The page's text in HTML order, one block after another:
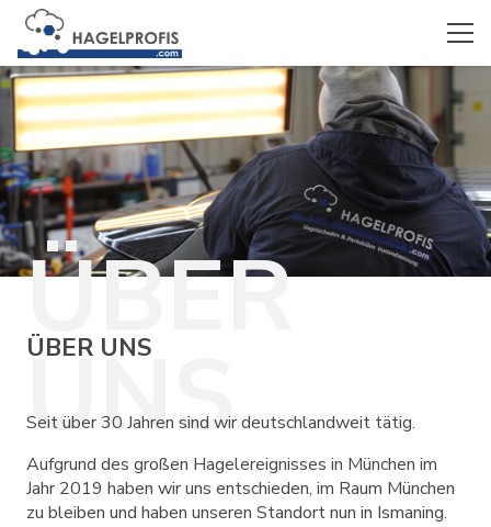
ÜBER UNS
ÜBER
UNS
Seit über 30 Jahren sind wir deutschlandweit tätig.
Aufgrund des großen Hagelereignisses in München im
Jahr 2019 haben wir uns entschieden, im Raum München
zu bleiben und haben unseren Standort nun in Ismaning.